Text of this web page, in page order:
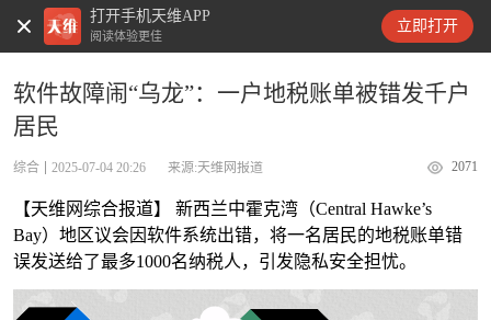
打开手机天维APP
阅读体验更佳
立即打开
天维新闻
软件故障闹“乌龙”：一户地税账单被错发千户
居民
综合 2025-07-04 20:26 来源:天维网报道 2071
【天维网综合报道】 新西兰中霍克湾（Central Hawke’s
Bay）地区议会因软件系统出错，将一名居民的地税账单错
误发送给了最多1000名纳税人，引发隐私安全担忧。